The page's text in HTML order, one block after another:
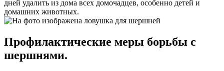
дней удалить из дома всех домочадцев, особенно детей и
домашних животных.
Профилактические меры борьбы с
шершнями.